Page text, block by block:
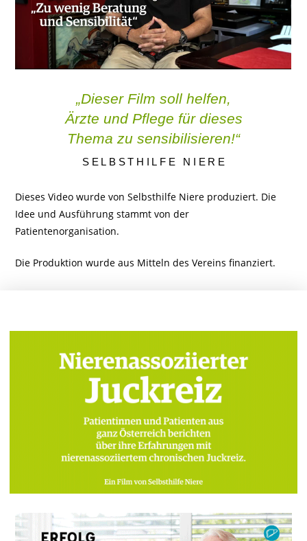
„Dieser Film soll helfen,
Ärzte und Pflege für dieses
Thema zu sensibilisieren!“
SELBSTHILFE NIERE
Dieses Video wurde von Selbsthilfe Niere produziert. Die
Idee und Ausführung stammt von der
Patientenorganisation.
Die Produktion wurde aus Mitteln des Vereins finanziert.